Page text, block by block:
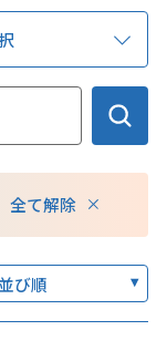
イブラリー
全て解除
並び順